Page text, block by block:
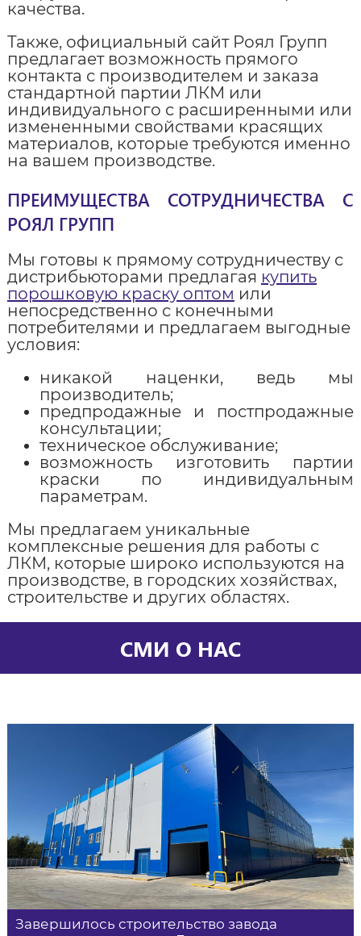
качества.
Также, официальный сайт Роял Групп
предлагает возможность прямого
контакта с производителем и заказа
стандартной партии ЛКМ или
индивидуального с расширенными или
измененными свойствами красящих
материалов, которые требуются именно
на вашем производстве.
ПРЕИМУЩЕСТВА СОТРУДНИЧЕСТВА С
РОЯЛ ГРУПП
Мы готовы к прямому сотрудничеству с
дистрибьюторами предлагая купить
порошковую краску оптом или
непосредственно с конечными
потребителями и предлагаем выгодные
условия:
никакой наценки, ведь мы
производитель;
предпродажные и постпродажные
консультации;
техническое обслуживание;
возможность изготовить партии
краски по индивидуальным
параметрам.
Мы предлагаем уникальные
комплексные решения для работы с
ЛКМ, которые широко используются на
производстве, в городских хозяйствах,
строительстве и других областях.
СМИ О НАС
Завершилось строительство завода